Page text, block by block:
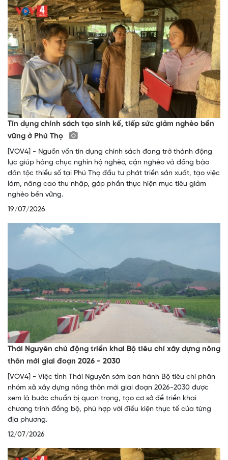
Tín dụng chính sách tạo sinh kế, tiếp sức giảm nghèo bền
vững ở Phú Thọ
[VOV4] - Nguồn vốn tín dụng chính sách đang trở thành động
lực giúp hàng chục nghìn hộ nghèo, cận nghèo và đồng bào
dân tộc thiểu số tại Phú Thọ đầu tư phát triển sản xuất, tạo việc
làm, nâng cao thu nhập, góp phần thực hiện mục tiêu giảm
nghèo bền vững.
19/07/2026
Thái Nguyên chủ động triển khai Bộ tiêu chí xây dựng nông
thôn mới giai đoạn 2026 - 2030
[VOV4] - Việc tỉnh Thái Nguyên sớm ban hành Bộ tiêu chí phân
nhóm xã xây dựng nông thôn mới giai đoạn 2026-2030 được
xem là bước chuẩn bị quan trọng, tạo cơ sở để triển khai
chương trình đồng bộ, phù hợp với điều kiện thực tế của từng
địa phương.
12/07/2026